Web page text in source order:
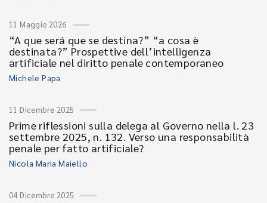
11 Maggio 2026
“A que será que se destina?” “a cosa è
destinata?” Prospettive dell’intelligenza
artificiale nel diritto penale contemporaneo
Michele Papa
11 Dicembre 2025
Prime riflessioni sulla delega al Governo nella l. 23
settembre 2025, n. 132. Verso una responsabilità
penale per fatto artificiale?
Nicola Maria Maiello
04 Dicembre 2025